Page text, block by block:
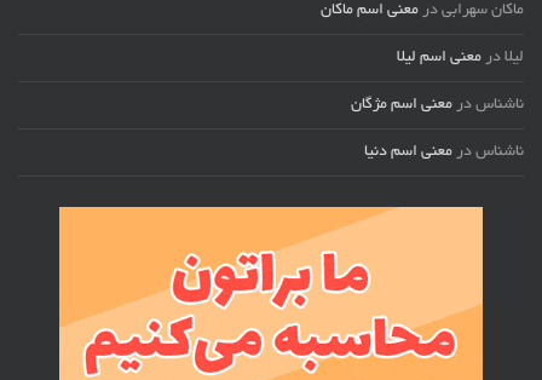
ماکان سهرابی در معنی اسم ماکان
لیلا در معنی اسم لیلا
ناشناس در معنی اسم مژگان
ناشناس در معنی اسم دنیا